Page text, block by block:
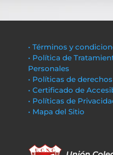
• Términos y
• Política de
Personales
• Políticas de
• Certificado de
• Políticas de
• Mapa del Sitio